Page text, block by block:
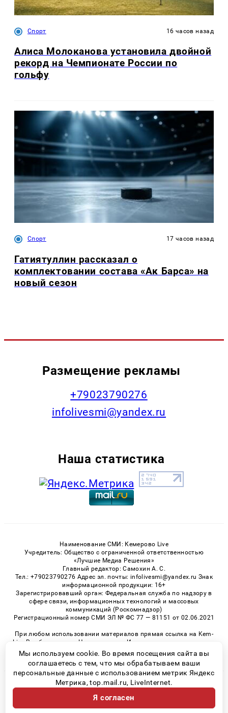
Спорт 16 часов назад
Алиса Молоканова установила двойной
рекорд на Чемпионате России по
гольфу
Спорт 17 часов назад
Гатиятуллин рассказал о
комплектовании состава «Ак Барса» на
новый сезон
Размещение рекламы
+79023790276
infolivesmi@yandex.ru
Наша статистика
Наименование СМИ: Кемерово Live
Учредитель: Общество с ограниченной ответственностью
«Лучшие Медиа Решения»
Главный редактор: Самохин А. С.
Тел.: +79023790276 Адрес эл. почты: infolivesmi@yandex.ru Знак
информационной продукции: 16+
Зарегистрировавший орган: Федеральная служба по надзору в
сфере связи, информационных технологий и массовых
коммуникаций (Роскомнадзор)
Регистрационный номер СМИ ЭЛ № ФС 77 — 81151 от 02.06.2021
При любом использовании материалов прямая ссылка на Kem-
Live.Ru обязательна. Цитирование в Интернете возможно только
при наличии письменного разрешения.
© 2026 «Kem-Live» | Все права защищены
Возрастная категория сайта 16+
Политика конфиденциальности
Мы используем cookie. Во время посещения сайта вы
соглашаетесь с тем, что мы обрабатываем ваши
персональные данные с использованием метрик Яндекс
Метрика, top.mail.ru, LiveInternet.
Я согласен